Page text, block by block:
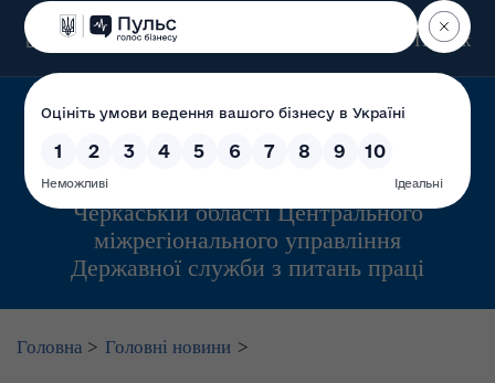
Пошук
Управління інспекційної діяльності у
Черкаській області Центрального
міжрегіонального управління
Державної служби з питань праці
Головна > Головні новини >